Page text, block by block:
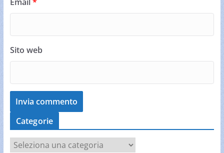
Sito web
Categorie